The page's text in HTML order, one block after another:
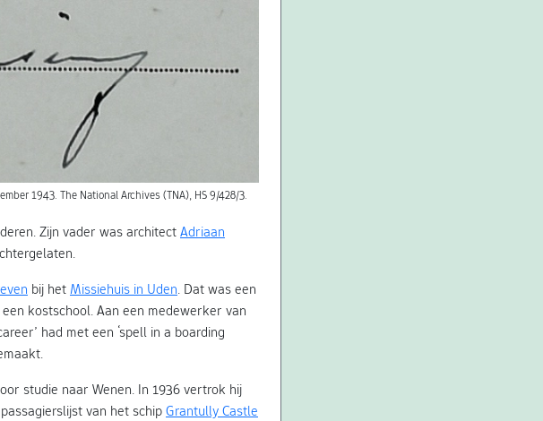
1943. The National Archives (TNA), HS 9/428/3.
Zijn vader was architectAdriaan
bij hetMissiehuis in Uden. Dat was een
kostschool. Aan een medewerker van
had met een ‘spell in a boarding
studie naar Wenen. In 1936 vertrok hij
van het schipGrantully Castle